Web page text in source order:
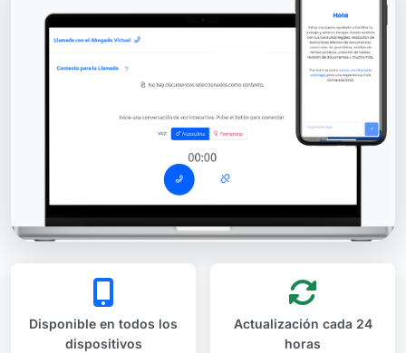
Disponible en todos los
dispositivos
Actualización cada 24
horas